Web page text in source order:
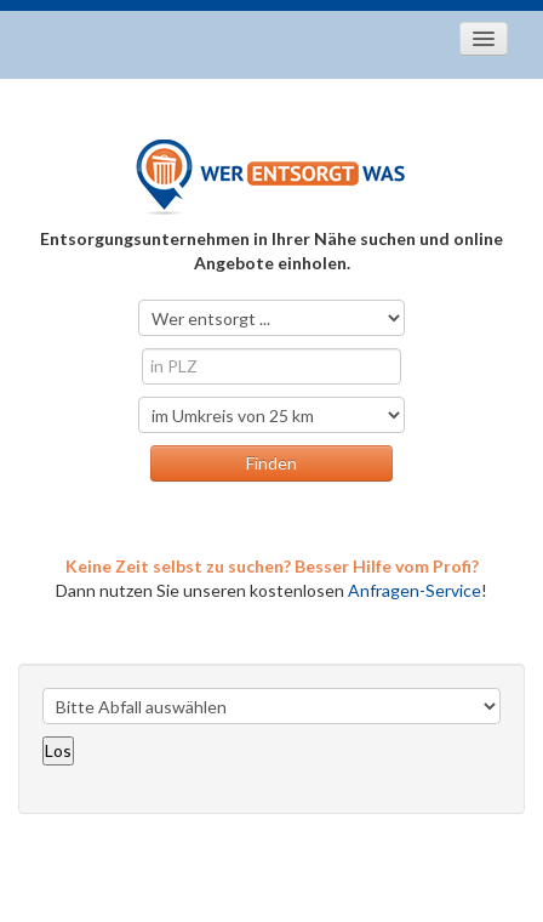
Entsorgungstipps
Über uns
Entsorgungsunternehmen in Ihrer Nähe suchen und online
Angebote einholen.
Keine Zeit selbst zu suchen? Besser Hilfe vom Profi?
Dann nutzen Sie unseren kostenlosen Anfragen-Service!